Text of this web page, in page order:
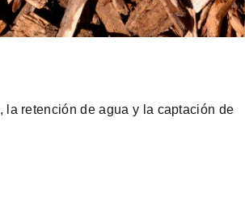
, la retención de agua y la captación de